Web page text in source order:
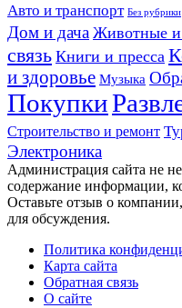
Авто и транспорт Без рубрики
Дом и дача Животные и
связь Книги и пресса
и здоровье Музыка
Покупки
Строительство и ремонт
Электроника
Администрация сайта не
содержание информации,
Оставьте отзыв о
для обсуждения.
Политика
Карта сайта
Обратная связь
О сайте